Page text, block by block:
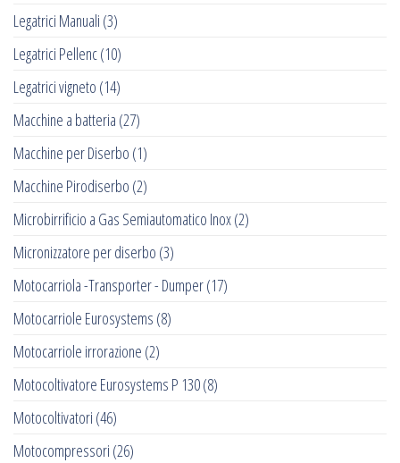
Legatrici Manuali (3)
Legatrici Pellenc(10)
Legatrici vigneto (14)
Macchine a batteria (27)
Macchine per Diserbo (1)
Macchine Pirodiserbo (2)
Microbirrificio a Gas Semiautomatico Inox(2)
Micronizzatore per diserbo (3)
Motocarriola -Transporter - Dumper(17)
Motocarriole Eurosystems (8)
Motocarriole irrorazione (2)
Motocoltivatore Eurosystems P 130(8)
Motocoltivatori (46)
Motocompressori (26)